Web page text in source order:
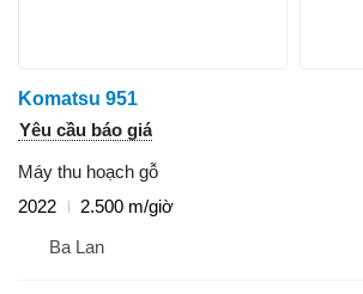
Komatsu 951
Yêu cầu báo giá
Máy thu hoạch gỗ
2022
2.500 m/giờ
Ba Lan